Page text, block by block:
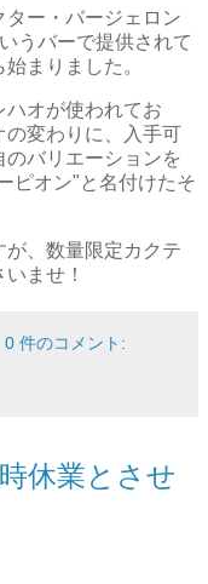
ター・バージェロン
うバーで提供されて
まりました。
オが使われてお
の変わりに、入手可
バリエーションを
ピオン"と名付けたそ
、数量限定カクテ
ませ！
0 件のコメント:
休業とさせ